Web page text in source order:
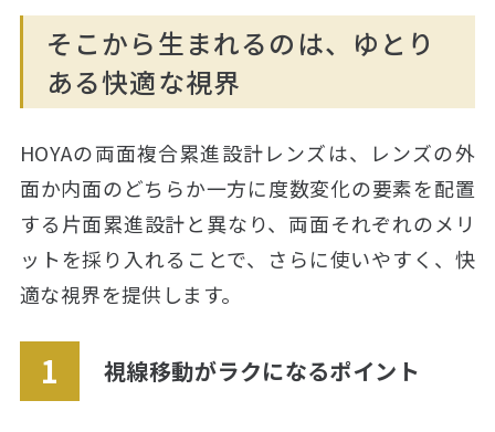
そこから生まれるのは、ゆとり
ある快適な視界
HOYAの両面複合累進設計レンズは、レンズの外
面か内面のどちらか一方に度数変化の要素を配置
する片面累進設計と異なり、両面それぞれのメリ
ットを採り入れることで、さらに使いやすく、快
適な視界を提供します。
視線移動がラクになるポイント